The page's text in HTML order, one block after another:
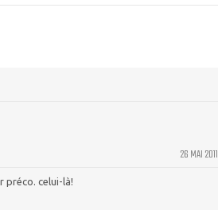
26 MAI 2011
préco. celui-là!